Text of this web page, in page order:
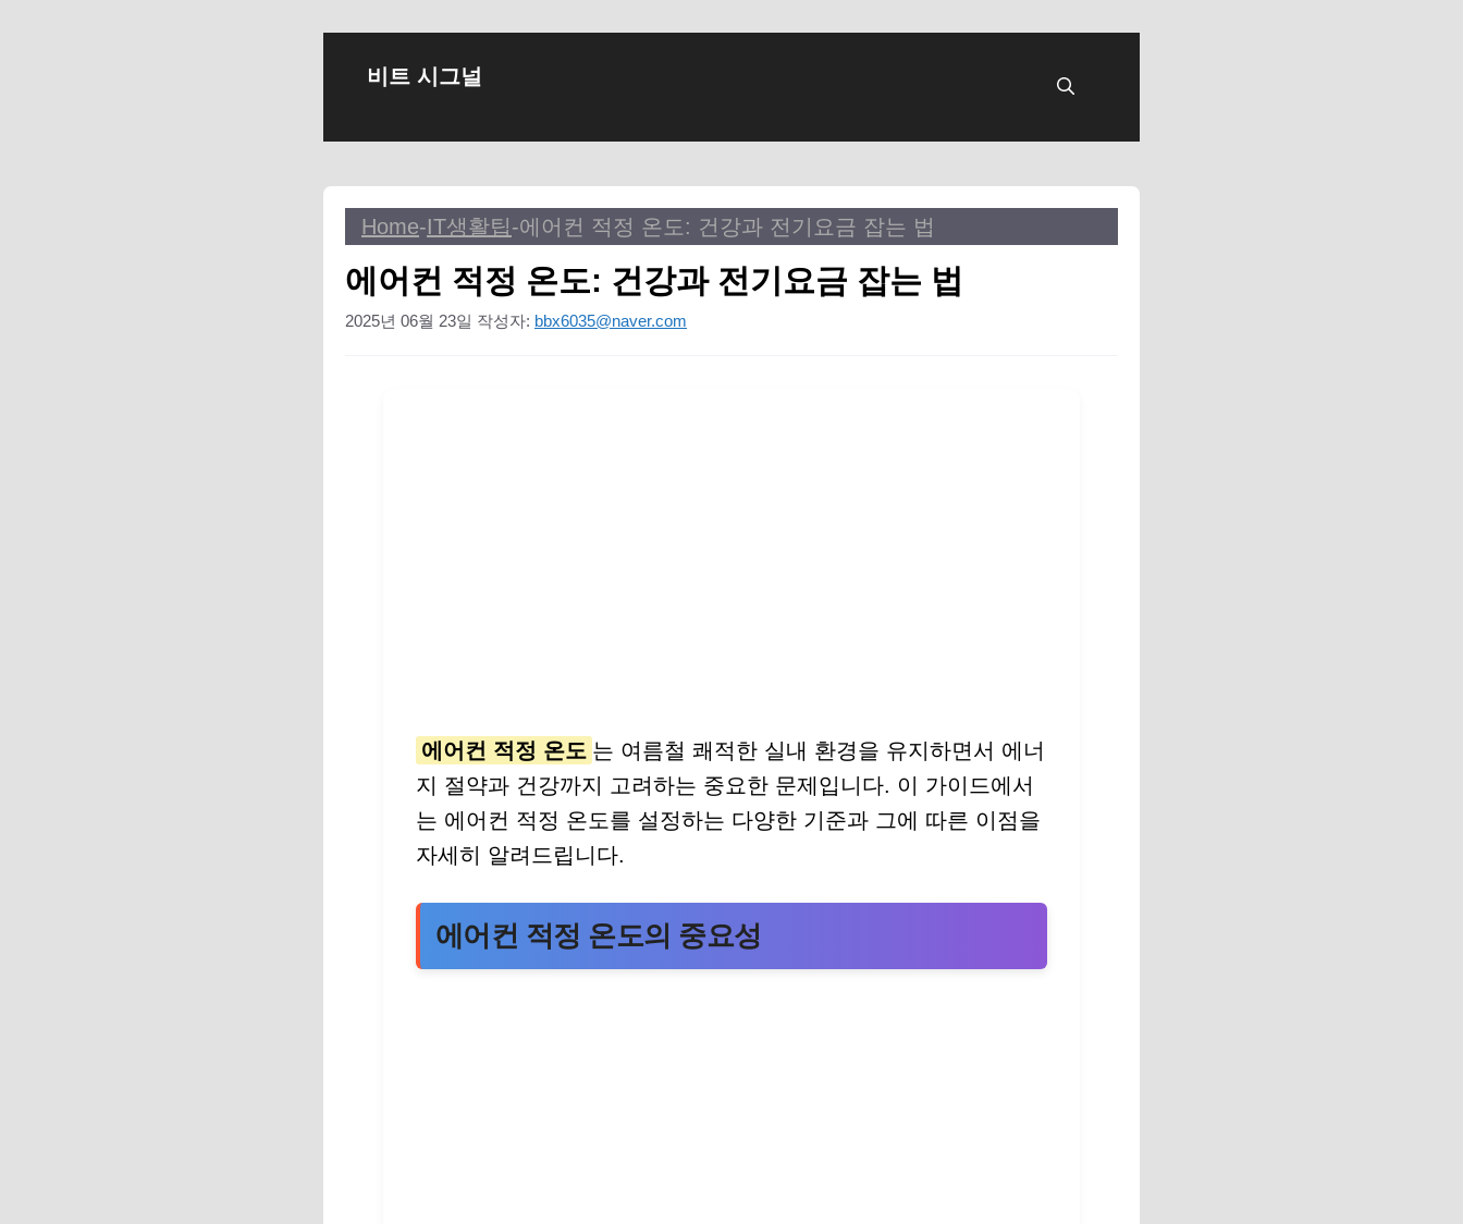
로
비트 시그널
Home-IT생활팁-에어컨 적정 온도: 건강과 전기요금 잡는 법
에어컨 적정 온도: 건강과 전기요금 잡는 법
2025년 06월 23일 작성자: bbx6035@naver.com
에어컨 적정 온도 는 여름철 쾌적한 실내 환경을 유지하면서 에너
지 절약과 건강까지 고려하는 중요한 문제입니다. 이 가이드에서
는 에어컨 적정 온도를 설정하는 다양한 기준과 그에 따른 이점을
자세히 알려드립니다.
에어컨 적정 온도의 중요성